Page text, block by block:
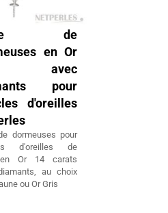
de
en Or
avec
pour
d'oreilles
dormeuses pour
d'oreilles de
Or 14 carats
au choix
ou Or Gris